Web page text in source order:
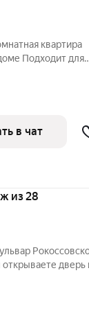
квартира
Подходит для
Из окон
в чат
из 28
дверь и
игрaют нa